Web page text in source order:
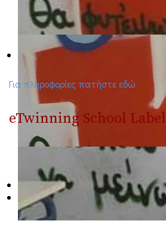
Για πληροφορίες πατήστε εδώ
eTwinning School Label